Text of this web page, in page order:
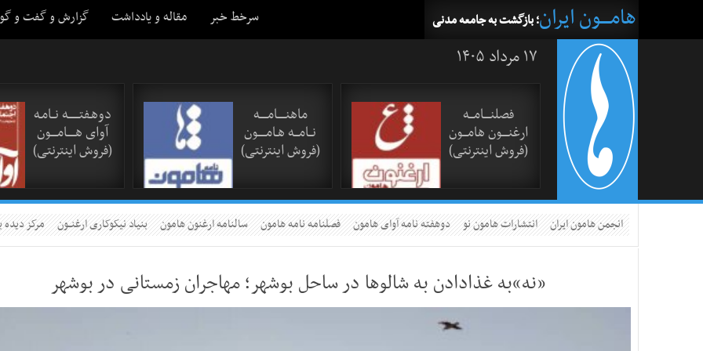
سرخط خبر مقاله و یادداشت گزارش و گفت و گو هامــــون ایران؛ بازگشت به جامعه مدنی
۱۷ مرداد ۱۴۰۵
فصلنــــامـــه
ارغنــــون هامـــون
(فروش اینترنتی)
ماهنـــــامـــــه
نــامـــه هـامـــــون
(فروش اینترنتی)
دوهـفتـــــــه نــامـه
آوای هـــــامــــون
(فروش اینترنتی)
انجمن هامون ایران انتشارات هامون نو دوهفته نامه آوای هامون فصلنامه نامه هامون سالنامه ارغنون هامون بنیاد نیکوکاری ارغنــون مرکز
«نه»به غذادادن به شالوها در ساحل بوشهر؛ مهاجران زمستانی در بوشهر